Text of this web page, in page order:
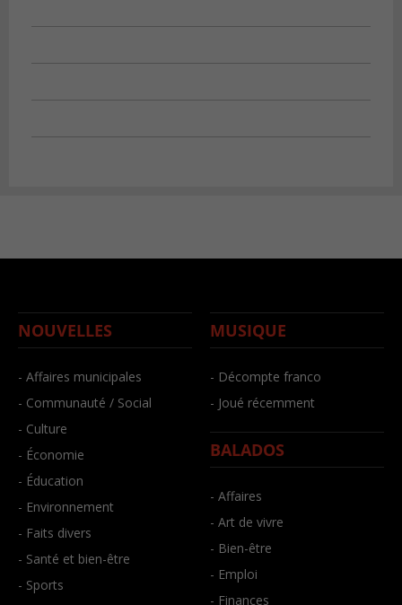
NOUVELLES
- Affaires municipales
- Communauté / Social
- Culture
- Économie
- Éducation
- Environnement
- Faits divers
- Santé et bien-être
- Sports
MUSIQUE
- Décompte franco
- Joué récemment
BALADOS
- Affaires
- Art de vivre
- Bien-être
- Emploi
- Finances